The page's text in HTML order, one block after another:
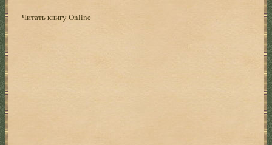
Читать книгу Online